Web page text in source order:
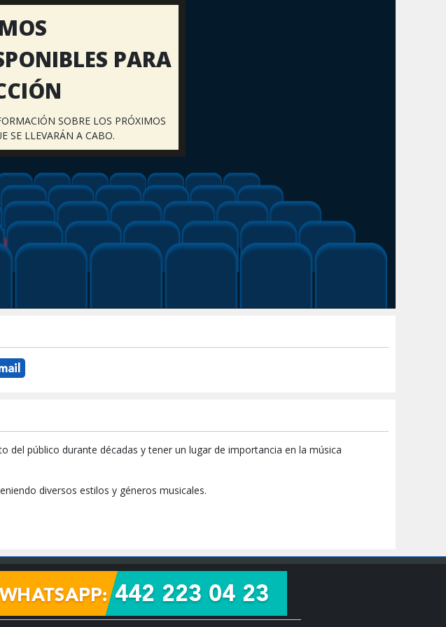
PARA
SOBRE LOS PRÓXIMOS
SE LLEVARÁN A CABO.
del público durante décadas y tener un lugar de importancia en la música
diversos estilos y géneros musicales.